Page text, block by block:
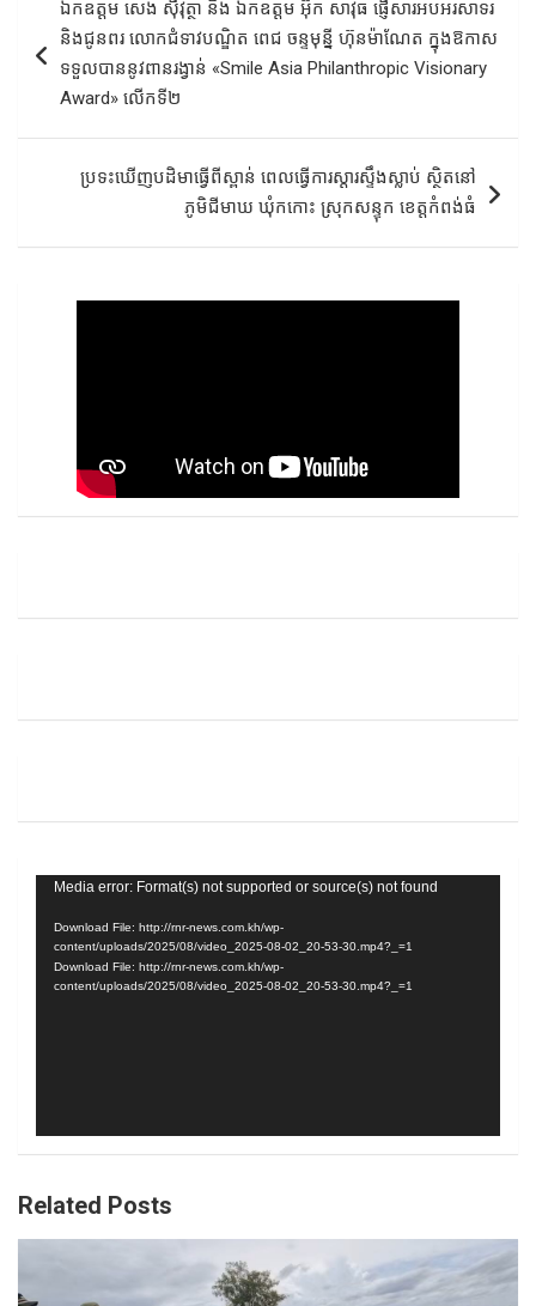
navigation
ឯកឧត្តម សេង ស៊ីវុត្ថា និង ឯកឧត្តម អ៊ុក សាវុធ ផ្ញើសារអបអរសាទរ
និងជូនពរ លោកជំទាវបណ្ឌិត ពេជ ចន្ទមុន្នី ហ៊ុនម៉ាណែត ក្នុងឱកាស
ទទួលបាននូវពានរង្វាន់ «Smile Asia Philanthropic Visionary
Award» លើកទី២
ប្រទះឃើញបដិមាធ្វើពីស្ពាន់ ពេលធ្វើការស្តារស្ទឹងស្លាប់ ស្ថិតនៅ
ភូមិជីមាឃ ឃុំកកោះ ស្រុកសន្ទុក ខេត្តកំពង់ធំ
Video
Media error: Format(s) not supported or source(s) not found
Download File: http://rnr-news.com.kh/wp-
content/uploads/2025/08/video_2025-08-02_20-53-30.mp4?_=1
Download File: http://rnr-news.com.kh/wp-
content/uploads/2025/08/video_2025-08-02_20-53-30.mp4?_=1
Related Posts